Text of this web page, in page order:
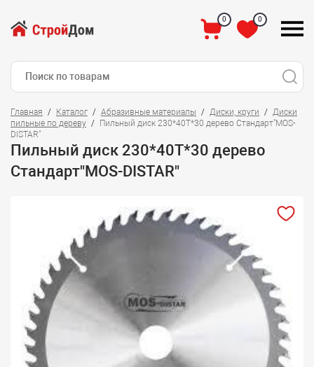
0 0
Главная Каталог Абразивные материалы Диски, круги
Диски
пильные по дереву
Пильный диск 230*40Т*30 дерево Стандарт"MOS-
DISTAR"
Пильный диск 230*40Т*30 дерево
Стандарт"MOS-DISTAR"